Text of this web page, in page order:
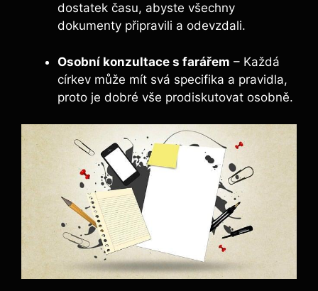
dostatek času, abyste všechny
dokumenty připravili a odevzdali.
Osobní konzultace s farářem – Každá
církev může mít svá specifika a pravidla,
proto je dobré vše prodiskutovat osobně.